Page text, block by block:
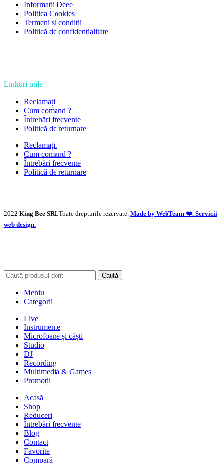
Informații Deee
Politica Cookies
Termeni si condiții
Politică de confidențialitate
Linkuri utile
Reclamații
Cum comand ?
Întrebări frecvente
Politică de returnare
Reclamații
Cum comand ?
Întrebări frecvente
Politică de returnare
2022 King Bee SRLToate drepturile rezervate. Made by WebTeam ❤️. Servicii
web design.
Caută
Meniu
Categorii
Live
Instrumente
Microfoane și căști
Studio
DJ
Recording
Multimedia & Games
Promoții
Acasă
Shop
Reduceri
Întrebări frecvente
Blog
Contact
Favorite
Compară